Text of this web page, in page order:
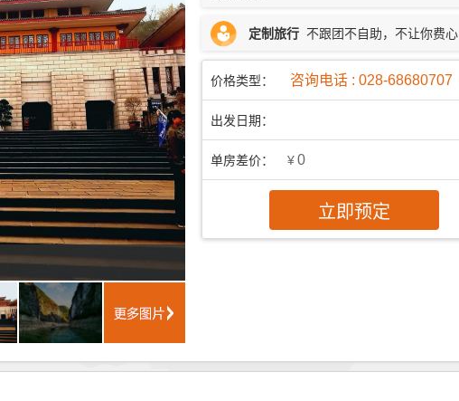
定制旅行 不跟团不自助，不让你费心
价格类型： 咨询电话 : 028-68680707
出发日期：
单房差价： ¥0